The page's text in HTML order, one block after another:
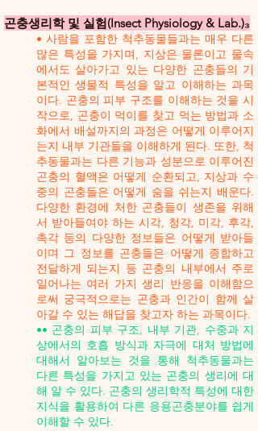
곤충생리학 및 실험(Insect Physiology & Lab.)₃
• 사람을 포함한 척추동물들과는 매우 다른
많은 특성을 가지며, 지상은 물론이고 물속
에서도 살아가고 있는 다양한 곤충들의 기
본적인 생물적 특성을 알고 이해하는 과목
이다. 곤충의 피부 구조를 이해하는 것을 시
작으로, 곤충이 먹이를 찾고 먹는 방법과 소
화에서 배설까지의 과정은 어떻게 이루어지
는지 내부 기관들을 이해하게 된다. 또한, 척
추동물과는 다른 기능과 성분으로 이루어진
곤충의 혈액은 어떻게 순환되고, 지상과 수
중의 곤충들은 어떻게 숨을 쉬는지 배운다.
다양한 환경에 처한 곤충들이 생존을 위해
서 받아들여야 하는 시각, 청각, 미각, 후각,
촉각 등의 다양한 정보들은 어떻게 받아들
이며 그 정보를 곤충들은 어떻게 종합하고
전달하게 되는지 등 곤충의 내부에서 주로
일어나는 여러 가지 생리 반응을 이해함으
로써 궁극적으로는 곤충과 인간이 함께 살
아갈 수 있는 해답을 찾고자 하는 과목이다.
•• 곤충의 피부 구조, 내부 기관, 수중과 지
상에서의 호흡 방식과 자극에 대처 방법에
대해서 알아보는 것을 통해 척추동물과는
다른 특성을 가지고 있는 곤충의 생리에 대
해 알 수 있다. 곤충의 생리학적 특성에 대한
지식을 활용하여 다른 응용곤충분야를 쉽게
이해할 수 있다.